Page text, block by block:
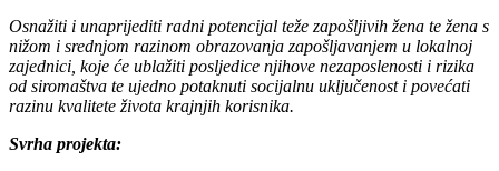
Osnažiti i unaprijediti radni potencijal teže zapošljivih žena te žena s
nižom i srednjom razinom obrazovanja zapošljavanjem u lokalnoj
zajednici, koje će ublažiti posljedice njihove nezaposlenosti i rizika
od siromaštva te ujedno potaknuti socijalnu uključenost i povećati
razinu kvalitete života krajnjih korisnika.
Svrha projekta: